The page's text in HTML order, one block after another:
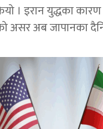
। इरान युद्धका कारण
असर अब जापानका